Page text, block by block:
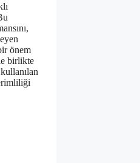
önem
birlikte